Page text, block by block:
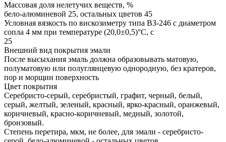
Массовая доля нелетучих веществ, %
бело-алюминевой 25, остальных цветов 45
Условная вязкость по вискозиметру типа ВЗ-246 с диаметром
сопла 4 мм при температуре (20,0±0,5)°С, с
25
Внешний вид покрытия эмали
После высыхания эмаль должна образовывать матовую,
полуматовую или полуглянцевую однородную, без кратеров,
пор и морщин поверхность
Цвет покрытия
Серебристо-серый, серебристый, графит, черный, белый,
серый, желтый, зеленый, красный, ярко-красный, оранжевый,
коричневый, красно-коричневый, медный, золотой,
бронзовый.
Степень перетира, мкм, не более, для эмали - серебристо-